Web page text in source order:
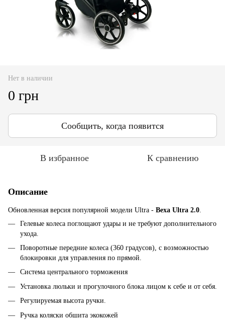
Нет в наличии
0 грн
Сообщить, когда появится
В избранное К сравнению
Описание
Обновленная версия популярной модели Ultra - Bexa Ultra 2.0
Гелевые колеса поглощают удары и не требуют дополнительного
ухода.
Поворотные передние колеса (360 градусов), с возможностью
блокировки для управления по прямой.
Система центрального торможения
Установка люльки и прогулочного блока лицом к себе и от себя.
Регулируемая высота ручки.
Ручка коляски обшита экокожей